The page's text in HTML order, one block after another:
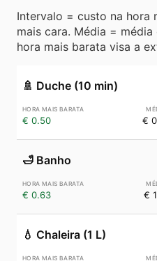
Intervalo = custo na hora
mais cara. Média =
hora mais barata visa a
🚿 Duche (10 min)
€ 0.50 €
🛁 Banho
€ 0.63 €
💧 Chaleira (1 L)